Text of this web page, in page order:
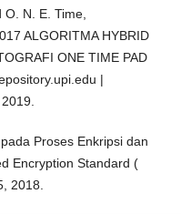
N. E. Time,
ALGORITMA HYBRID
ONE TIME PAD
|
Proses Enkripsi dan
Encryption Standard (
2018.